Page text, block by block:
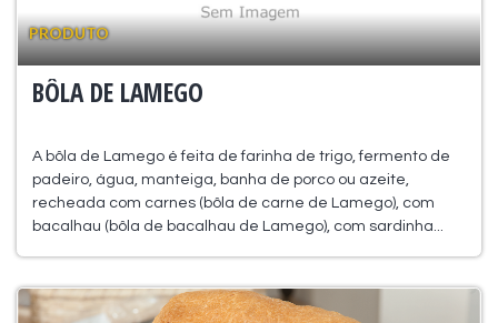
PRODUTO
BÔLA DE LAMEGO
A bôla de Lamego é feita de farinha de trigo, fermento de
padeiro, água, manteiga, banha de porco ou azeite,
recheada com carnes (bôla de carne de Lamego), com
bacalhau (bôla de bacalhau de Lamego), com sardinha...